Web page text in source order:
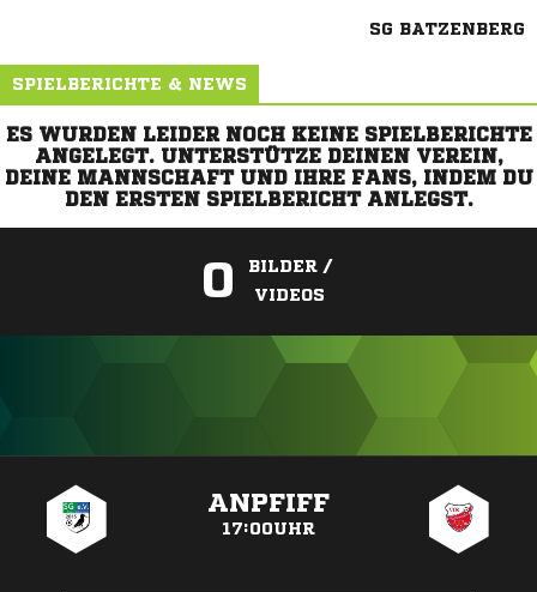
SG BATZENBERG
SPIELBERICHTE & NEWS
ES WURDEN LEIDER NOCH KEINE SPIELBERICHTE
ANGELEGT. UNTERSTÜTZE DEINEN VEREIN,
DEINE MANNSCHAFT UND IHRE FANS, INDEM DU
DEN ERSTEN SPIELBERICHT ANLEGST.
0
BILDER /
VIDEOS
ANPFIFF
17:00UHR